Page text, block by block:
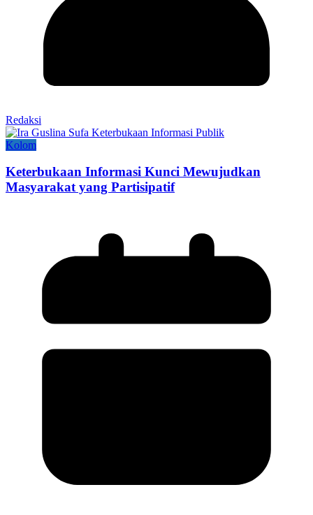
Redaksi
Kolom
Keterbukaan Informasi Kunci Mewujudkan
Masyarakat yang Partisipatif